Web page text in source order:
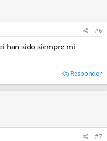
#6
han sido siempre mi
Responder
#7